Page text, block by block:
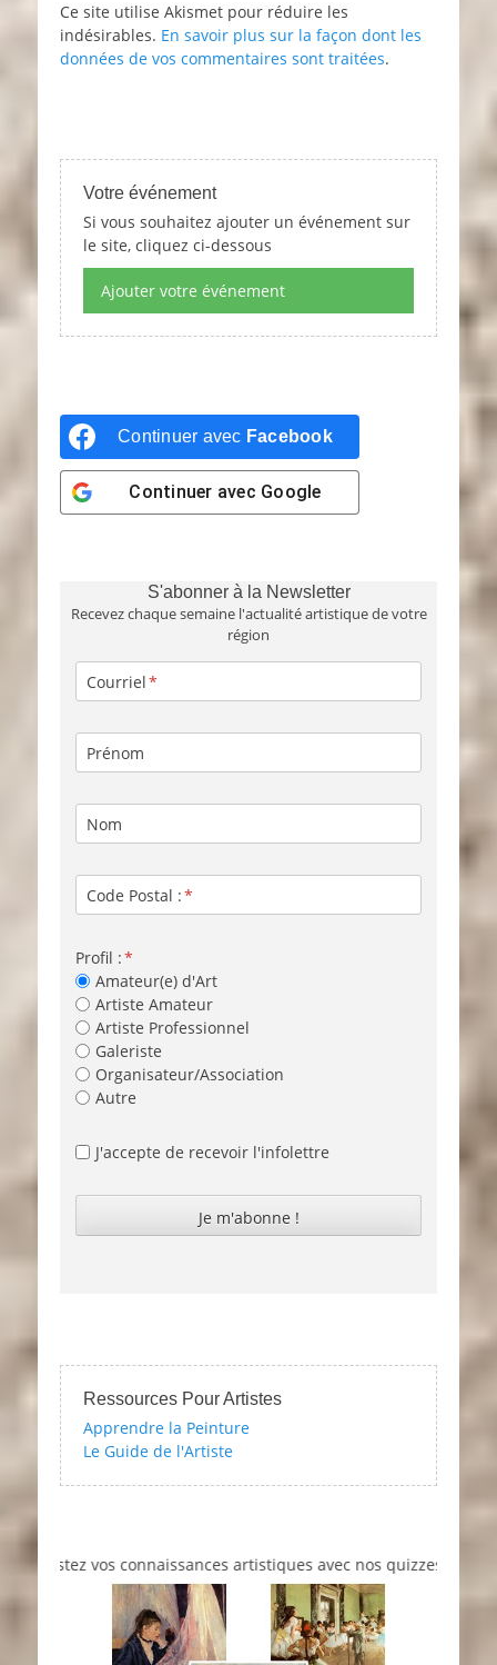
Ce site utilise Akismet pour réduire les
indésirables. En savoir plus sur la façon dont les
données de vos commentaires sont traitées.
Votre événement
Si vous souhaitez ajouter un événement sur
le site, cliquez ci-dessous
Ajouter votre événement
Continuer avec Facebook
Continuer avec Google
S'abonner à la Newsletter
Recevez chaque semaine l'actualité artistique de votre
région
Courriel
Prénom
Nom
Code Postal :
Profil :
Amateur(e) d'Art
Artiste Amateur
Artiste Professionnel
Galeriste
Organisateur/Association
Autre
J'accepte de recevoir l'infolettre
Ressources Pour Artistes
Apprendre la Peinture
Le Guide de l'Artiste
vos connaissances artistiques avec nos quizzes sur